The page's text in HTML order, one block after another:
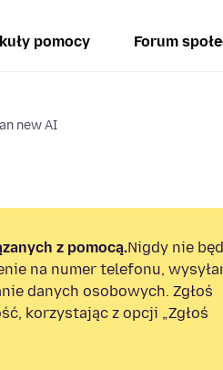
pomocy Forum
new AI
z pomocą.Nigdy nie
na numer telefonu,
danych osobowych. Zgłoś
korzystając z opcji „Zgłoś